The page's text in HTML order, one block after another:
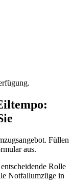
Füllen
aus.
Rolle
Notfallumzüge in